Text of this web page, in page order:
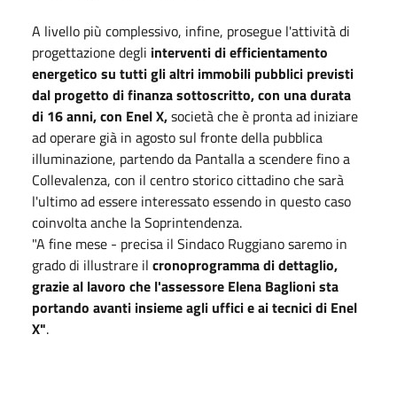
A livello più complessivo, infine, prosegue l'attività di
progettazione degli interventi di efficientamento
energetico su tutti gli altri immobili pubblici previsti
dal progetto di finanza sottoscritto, con una durata
di 16 anni, con Enel X,società che è pronta ad iniziare
ad operare già in agosto sul fronte della pubblica
illuminazione, partendo da Pantalla a scendere fino a
Collevalenza, con il centro storico cittadino che sarà
l'ultimo ad essere interessato essendo in questo caso
coinvolta anche la Soprintendenza.
"A fine mese - precisa il Sindaco Ruggiano saremo in
grado di illustrare il cronoprogramma di dettaglio,
grazie al lavoro che l'assessore Elena Baglioni sta
portando avanti insieme agli uffici e ai tecnici di Enel
X".